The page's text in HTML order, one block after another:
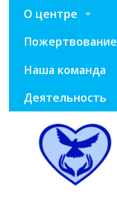
О центре
Пожертвование
Наша команда
Деятельность